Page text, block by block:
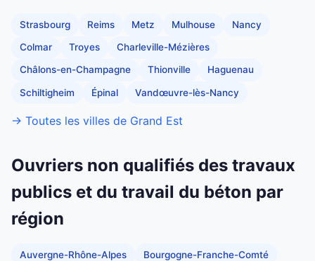
Strasbourg Reims Metz Mulhouse Nancy
Colmar Troyes Charleville-Mézières
Châlons-en-Champagne Thionville Haguenau
Schiltigheim Épinal Vandœuvre-lès-Nancy
→ Toutes les villes de Grand Est
Ouvriers non qualifiés des travaux
publics et du travail du béton par
région
Auvergne-Rhône-Alpes Bourgogne-Franche-Comté